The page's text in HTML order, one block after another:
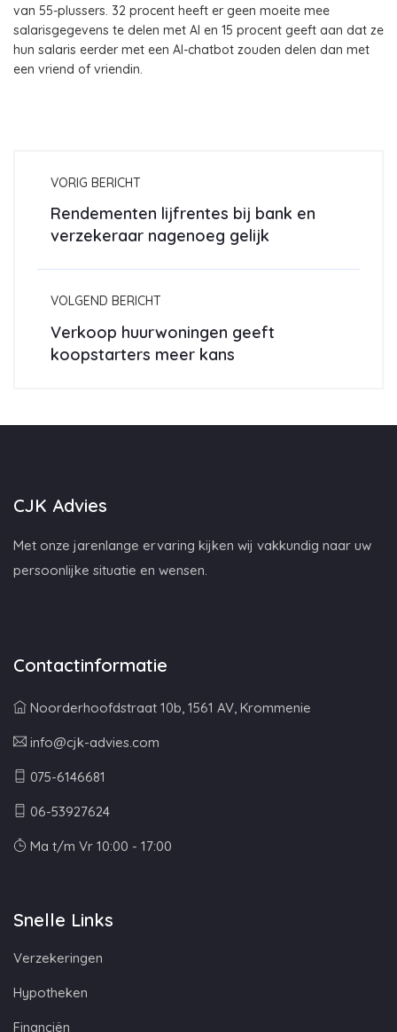
van 55-plussers. 32 procent heeft er geen moeite mee
salarisgegevens te delen met AI en 15 procent geeft aan dat ze
hun salaris eerder met een AI-chatbot zouden delen dan met
een vriend of vriendin.
VORIG BERICHT
Rendementen lijfrentes bij bank en
verzekeraar nagenoeg gelijk
VOLGEND BERICHT
Verkoop huurwoningen geeft
koopstarters meer kans
CJK Advies
Met onze jarenlange ervaring kijken wij vakkundig naar uw
persoonlijke situatie en wensen.
Contactinformatie
Noorderhoofdstraat 10b, 1561 AV, Krommenie
info@cjk-advies.com
075-6146681
06-53927624
Ma t/m Vr 10:00 - 17:00
Snelle Links
Verzekeringen
Hypotheken
Financiën